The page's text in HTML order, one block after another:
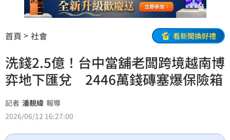
首頁 社會 看新聞換好禮
洗錢2.5億！台中當舖老闆跨境越南博
弈地下匯兌 2446萬錢磚塞爆保險箱
記者 潘靚緯 報導
2026/06/12 16:27:00